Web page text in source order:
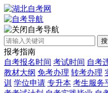
自考导航
报考指南
自考报名时间 考试时间 自考
教材大纲 免考办理 转考办理
训 学位申请 专升本 考生服务